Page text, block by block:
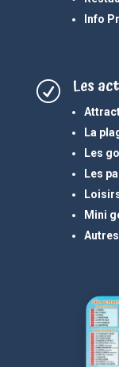
Info
R Les
La
Les
Les
Mini